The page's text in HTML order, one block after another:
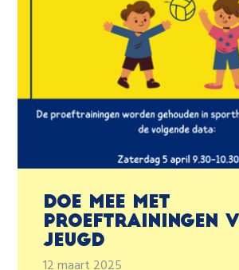
Doe mee met
proeftrainingen
jeugd
12 maart 2025